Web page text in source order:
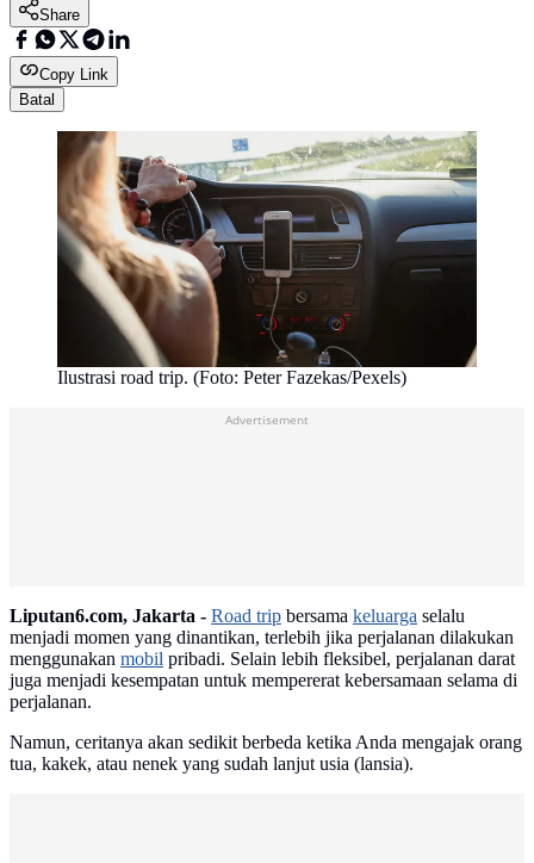
Share
Copy Link
Batal
Ilustrasi road trip. (Foto: Peter Fazekas/Pexels)
Advertisement
Liputan6.com, Jakarta - Road trip bersama keluarga selalu
menjadi momen yang dinantikan, terlebih jika perjalanan dilakukan
menggunakan mobil pribadi. Selain lebih fleksibel, perjalanan darat
juga menjadi kesempatan untuk mempererat kebersamaan selama di
perjalanan.
Namun, ceritanya akan sedikit berbeda ketika Anda mengajak orang
tua, kakek, atau nenek yang sudah lanjut usia (lansia).